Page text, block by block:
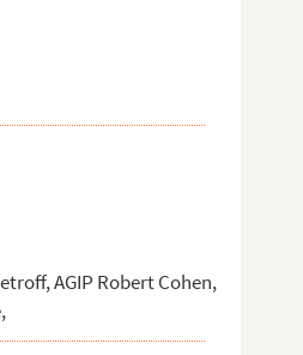
AGIP Robert Cohen,